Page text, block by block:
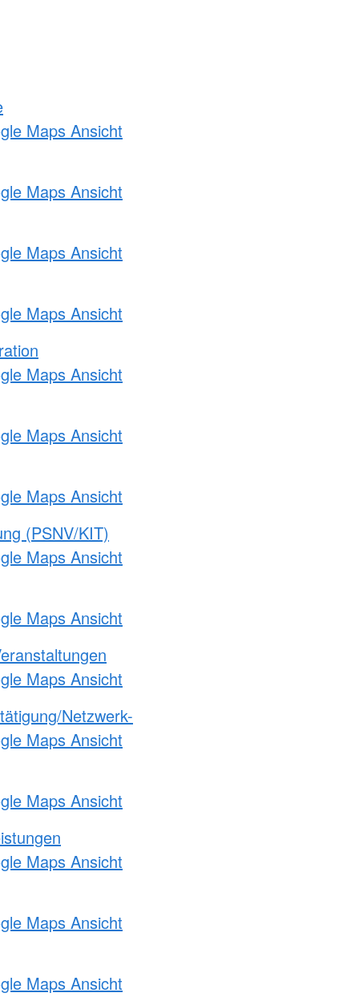
Maps Ansicht
Maps Ansicht
Maps Ansicht
Maps Ansicht
Maps Ansicht
Maps Ansicht
Maps Ansicht
(PSNV/KIT)
Maps Ansicht
Maps Ansicht
Maps Ansicht
Netzwerk-
Maps Ansicht
Maps Ansicht
Maps Ansicht
Maps Ansicht
Maps Ansicht